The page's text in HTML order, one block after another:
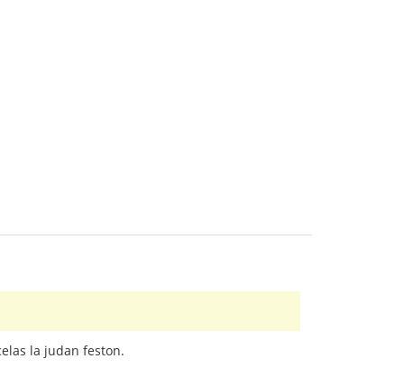
la judan feston.